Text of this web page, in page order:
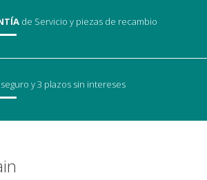
de Servicioy piezas de recambio
seguroy 3 plazos sin intereses